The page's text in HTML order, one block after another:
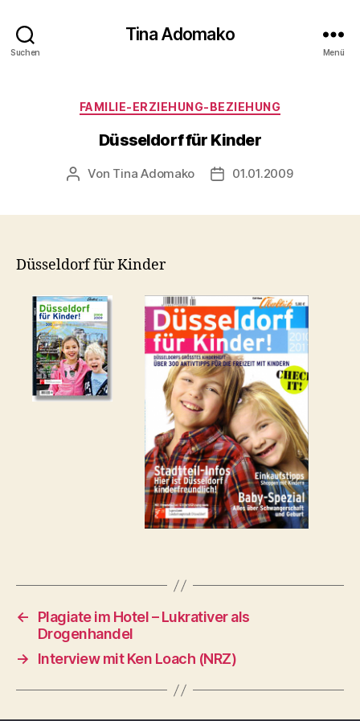
Suchen
Tina Adomako
Menü
Kategorien
FAMILIE-ERZIEHUNG-BEZIEHUNG
Düsseldorf für Kinder
Beitragsautor
Von Tina Adomako Veröffentlichungsdatum
01.01.2009
Düsseldorf für Kinder
←
Plagiate im Hotel – Lukrativer als
Drogenhandel
→
Interview mit Ken Loach (NRZ)